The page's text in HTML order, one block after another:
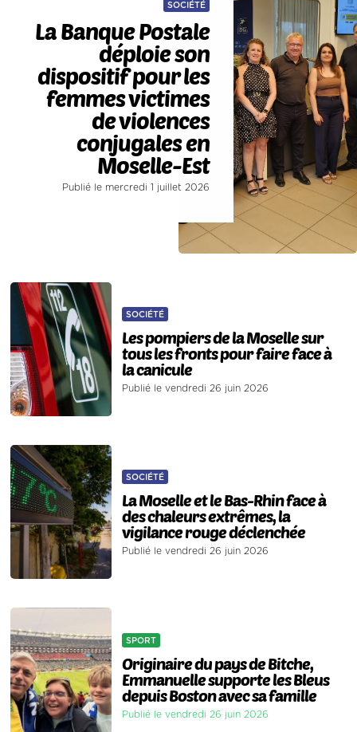
SOCIÉTÉ
La Banque Postale
déploie son
dispositif pour les
femmes victimes
de violences
conjugales en
Moselle-Est
Publié le mercredi 1 juillet 2026
SOCIÉTÉ
Les pompiers de la Moselle sur
tous les fronts pour faire face à
la canicule
Publié le vendredi 26 juin 2026
SOCIÉTÉ
La Moselle et le Bas-Rhin face à
des chaleurs extrêmes, la
vigilance rouge déclenchée
Publié le vendredi 26 juin 2026
SPORT
Originaire du pays de Bitche,
Emmanuelle supporte les Bleus
depuis Boston avec sa famille
Publié le vendredi 26 juin 2026